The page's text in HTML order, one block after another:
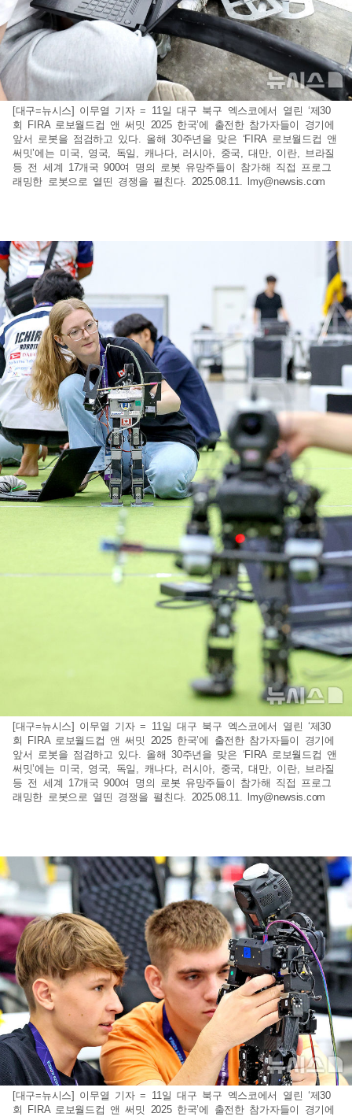
[대구=뉴시스] 이무열 기자 = 11일 대구 북구 엑스코에서 열린 ‘제30
회 FIRA 로보월드컵 앤 써밋 2025 한국’에 출전한 참가자들이 경기에
앞서 로봇을 점검하고 있다. 올해 30주년을 맞은 ‘FIRA 로보월드컵 앤
써밋’에는 미국, 영국, 독일, 캐나다, 러시아, 중국, 대만, 이란, 브라질
등 전 세계 17개국 900여 명의 로봇 유망주들이 참가해 직접 프로그
래밍한 로봇으로 열띤 경쟁을 펼친다. 2025.08.11.
lmy@newsis.com
[대구=뉴시스] 이무열 기자 = 11일 대구 북구 엑스코에서 열린 ‘제30
회 FIRA 로보월드컵 앤 써밋 2025 한국’에 출전한 참가자들이 경기에
앞서 로봇을 점검하고 있다. 올해 30주년을 맞은 ‘FIRA 로보월드컵 앤
써밋’에는 미국, 영국, 독일, 캐나다, 러시아, 중국, 대만, 이란, 브라질
등 전 세계 17개국 900여 명의 로봇 유망주들이 참가해 직접 프로그
래밍한 로봇으로 열띤 경쟁을 펼친다. 2025.08.11.
lmy@newsis.com
[대구=뉴시스] 이무열 기자 = 11일 대구 북구 엑스코에서 열린 ‘제30
회 FIRA 로보월드컵 앤 써밋 2025 한국’에 출전한 참가자들이 경기에